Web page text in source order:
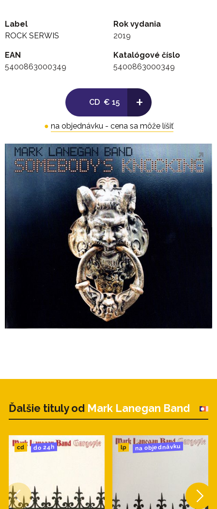
6. Stitch It Up
8. Penthouse High
10. Name And Number
12. Radio Silence
13. She Loved You
14. Two Bells Ringing At Once
Label
ROCK SERWIS
Rok vydania
2019
EAN
5400863000349
Katalógové číslo
5400863000349
CD € 15 +
● na objednávku - cena sa môže líšiť
Ďalšie tituly od Mark Lanegan Band
cd do 24h lp na objednávku